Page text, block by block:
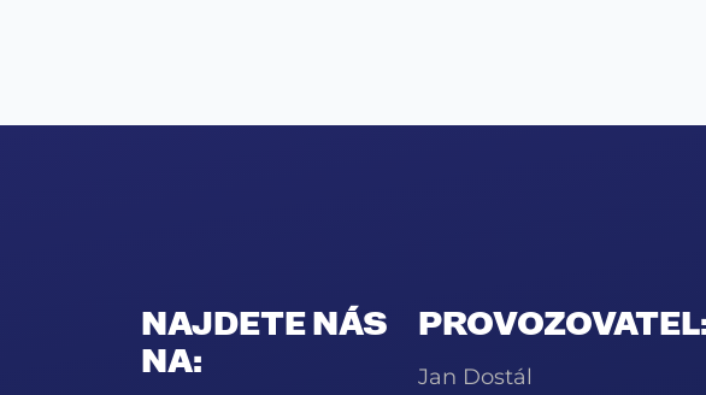
NAJDETE NÁS
NA:
Jan Dostál